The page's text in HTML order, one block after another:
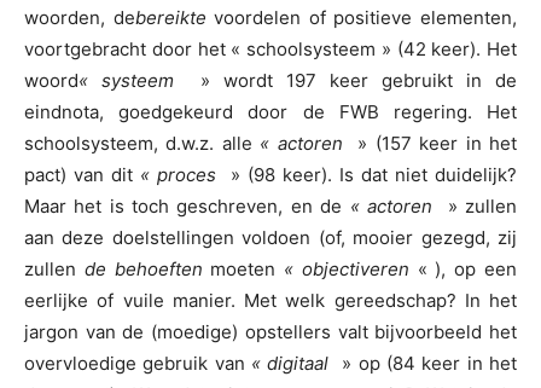
woorden, debereiktevoordelen of positieve elementen,
voortgebracht door het « schoolsysteem » (42 keer). Het
woord« systeem
» wordt 197 keer gebruikt in de
eindnota, goedgekeurd door de FWB regering. Het
schoolsysteem, d.w.z. alle « actoren
» (157 keer in het
pact) van dit « proces
» (98 keer). Is dat niet duidelijk?
Maar het is toch geschreven, en de « actoren
» zullen
aan deze doelstellingen voldoen (of, mooier gezegd, zij
zullen de behoeften moeten « objectiveren « ), op een
eerlijke of vuile manier. Met welk gereedschap? In het
jargon van de (moedige) opstellers valt bijvoorbeeld het
overvloedige gebruik van « digitaal
» op (84 keer in het